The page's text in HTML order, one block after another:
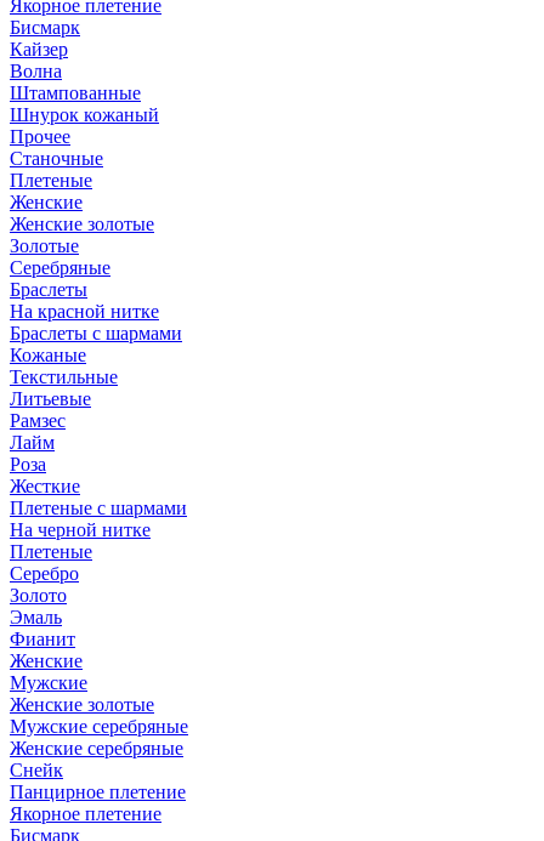
Якорное плетение
Бисмарк
Кайзер
Волна
Штампованные
Шнурок кожаный
Прочее
Станочные
Плетеные
Женские
Женские золотые
Золотые
Серебряные
Браслеты
На красной нитке
Браслеты с шармами
Кожаные
Текстильные
Литьевые
Рамзес
Лайм
Роза
Жесткие
Плетеные с шармами
На черной нитке
Плетеные
Серебро
Золото
Эмаль
Фианит
Женские
Мужские
Женские золотые
Мужские серебряные
Женские серебряные
Снейк
Панцирное плетение
Якорное плетение
Бисмарк